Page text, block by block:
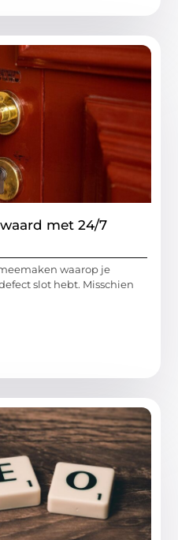
met 24/7
waarop je
slot hebt. Misschien